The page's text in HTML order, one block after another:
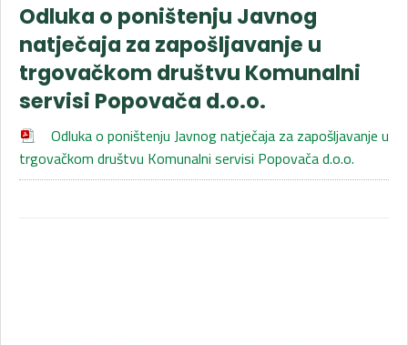
Odluka o poništenju Javnog
natječaja za zapošljavanje u
trgovačkom društvu Komunalni
servisi Popovača d.o.o.
Odluka o poništenju Javnog natječaja za zapošljavanje u
trgovačkom društvu Komunalni servisi Popovača d.o.o.